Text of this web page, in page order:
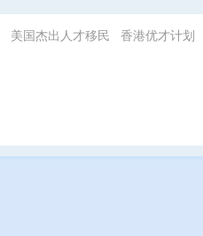
美国杰出人才移民 香港优才计划